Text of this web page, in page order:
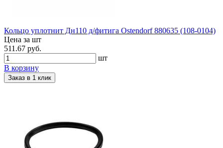
Кольцо уплотнит Дн110 д/фитига Ostendorf 880635 (108-0104)
Цена за шт
511.67 руб.
шт
В корзину
Заказ в 1 клик